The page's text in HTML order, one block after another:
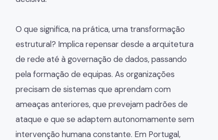
O que significa, na prática, uma transformação
estrutural? Implica repensar desde a arquitetura
de rede até à governação de dados, passando
pela formação de equipas. As organizações
precisam de sistemas que aprendam com
ameaças anteriores, que prevejam padrões de
ataque e que se adaptem autonomamente sem
intervenção humana constante. Em Portugal,